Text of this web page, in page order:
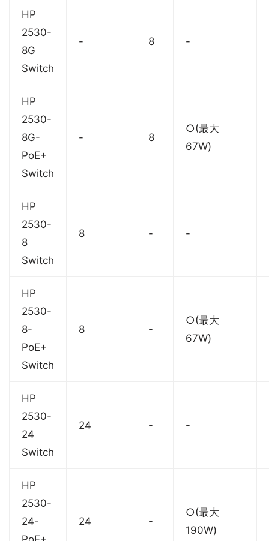
HP
2530-
8G
Switch
- 8 -
HP
2530-
8G-
PoE+
Switch
- 8
○(最大
67W)
HP
2530-
8
Switch
8 - -
HP
2530-
8-
PoE+
Switch
8 -
○(最大
67W)
HP
2530-
24
Switch
24 - -
HP
2530-
24-
24 -
○(最大
190W)